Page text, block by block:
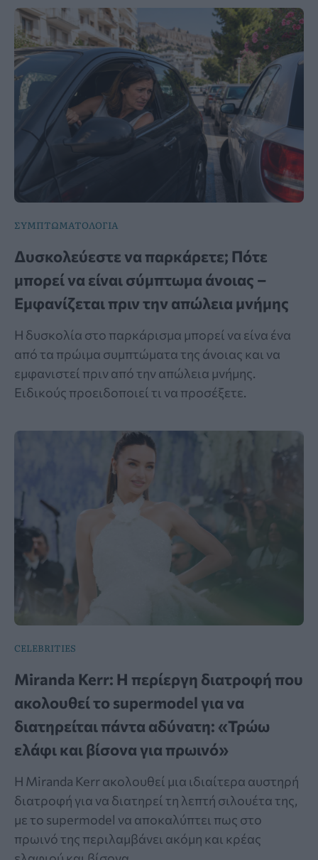
ΣΥΜΠΤΩΜΑΤΟΛΟΓΙΑ
Δυσκολεύεστε να παρκάρετε; Πότε
μπορεί να είναι σύμπτωμα άνοιας –
Εμφανίζεται πριν την απώλεια μνήμης
Η δυσκολία στο παρκάρισμα μπορεί να είνα ένα
από τα πρώιμα συμπτώματα της άνοιας και να
εμφανιστεί πριν από την απώλεια μνήμης.
Ειδικούς προειδοποιεί τι να προσέξετε.
CELEBRITIES
Miranda Kerr: Η περίεργη διατροφή που
ακολουθεί το supermodel για να
διατηρείται πάντα αδύνατη: «Τρώω
ελάφι και βίσονα για πρωινό»
Η Miranda Kerr ακολουθεί μια ιδιαίτερα αυστηρή
διατροφή για να διατηρεί τη λεπτή σιλουέτα της,
με το supermodel να αποκαλύπτει πως στο
πρωινό της περιλαμβάνει ακόμη και κρέας